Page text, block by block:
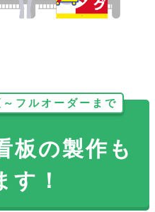
フルオーダーまで
板の製作も
す！